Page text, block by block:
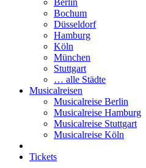
Berlin
Bochum
Düsseldorf
Hamburg
Köln
München
Stuttgart
… alle Städte
Musicalreisen
Musicalreise Berlin
Musicalreise Hamburg
Musicalreise Stuttgart
Musicalreise Köln
Tickets